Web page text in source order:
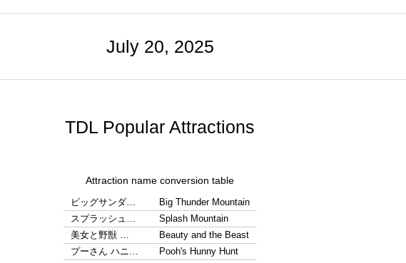
July 20, 2025
TDL Popular Attractions
Attraction name conversion table
ビッグサンダ…
Big Thunder Mountain
スプラッシュ…
Splash Mountain
美女と野獣 …
Beauty and the Beast
プーさん ハニ…
Pooh's Hunny Hunt